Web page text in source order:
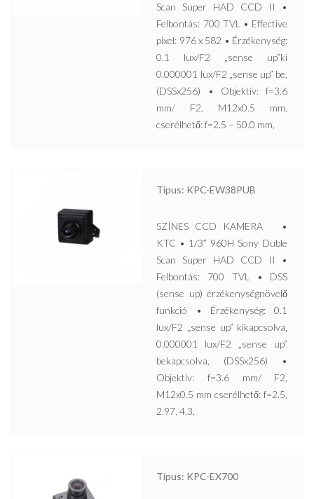
Scan Super HAD CCD II •
Felbontás: 700 TVL • Effective
pixel: 976 x 582 • Érzékenység:
0.1 lux/F2 „sense up”ki
0.000001 lux/F2 „sense up” be,
(DSSx256) • Objektív: f=3.6
mm/ F2, M12x0.5 mm,
cserélhető: f=2.5 – 50.0 mm,
Típus: KPC-EW38PUB
SZÍNES CCD KAMERA •
KTC • 1/3” 960H Sony Duble
Scan Super HAD CCD II •
Felbontás: 700 TVL • DSS
(sense up) érzékenységnövelő
funkció • Érzékenység: 0.1
lux/F2 „sense up” kikapcsolva,
0.000001 lux/F2 „sense up”
bekapcsolva, (DSSx256) •
Objektív: f=3.6 mm/ F2,
M12x0.5 mm cserélhető: f=2.5,
2.97, 4.3,
Típus: KPC-EX700